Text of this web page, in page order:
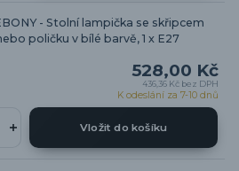
- Stolní lampička se skřipcem
poličku v bílé barvě, 1 x E27
528,00 Kč
436,36 Kč bez DPH
K odeslání za 7-10 dnů
Vložit do košíku